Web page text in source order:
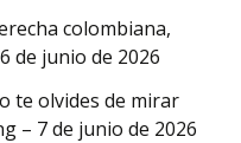
colombiana,
de junio de 2026
te olvides de mirar
– 7 de junio de 2026